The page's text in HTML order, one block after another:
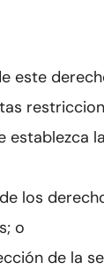
este
establezca
los
o
de la